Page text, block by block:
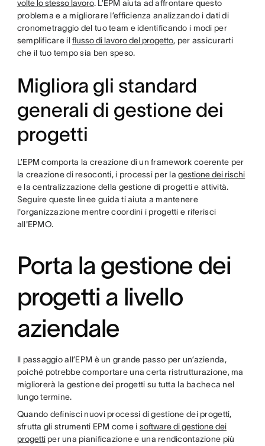
volte lo stesso lavoro. L’EPM aiuta ad affrontare questo
problema e a migliorare l’efficienza analizzando i dati di
cronometraggio del tuo team e identificando i modi per
semplificare ilflusso di lavoro del progetto, per assicurarti
che il tuo tempo sia ben speso.
Migliora gli standard
generali di gestione dei
progetti
L’EPM comporta la creazione di un framework coerente per
la creazione di resoconti, i processi per lagestione dei rischi
e la centralizzazione della gestione di progetti e attività.
Seguire queste linee guida ti aiuta a mantenere
l'organizzazione mentre coordini i progetti e riferisci
all'EPMO.
Porta la gestione dei
progetti a livello
aziendale
Il passaggio all’EPM è un grande passo per un’azienda,
poiché potrebbe comportare una certa ristrutturazione, ma
migliorerà la gestione dei progetti su tutta la bacheca nel
lungo termine.
Quando definisci nuovi processi di gestione dei progetti,
sfrutta gli strumenti EPM come i software di gestione dei
progettiper una pianificazione e una rendicontazione più